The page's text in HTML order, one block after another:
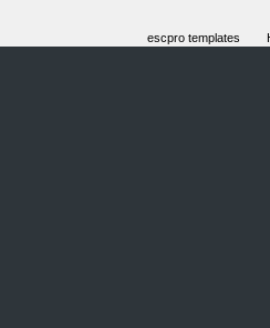
escpro templates